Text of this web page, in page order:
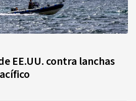
EE.UU. contra lanchas